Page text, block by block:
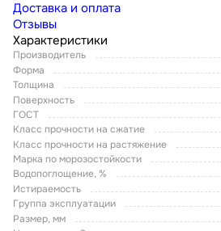
Доставка и оплата
Отзывы
Характеристики
Производитель
Форма
Толщина
Поверхность
ГОСТ
Класс прочности на сжатие
Класс прочности на растяжение
Марка по морозостойкости
Водопоглощение, %
Истираемость
Группа эксплуатации
Размер, мм